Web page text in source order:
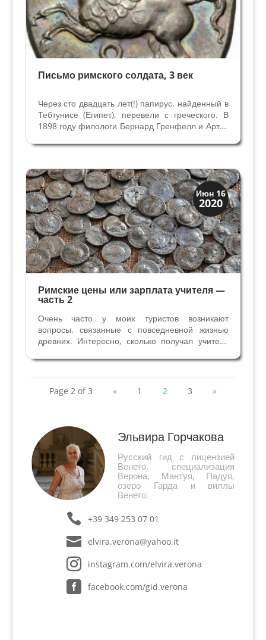
Письмо римского солдата, 3 век
Через сто двадцать лет(!) папирус, найденный в
Тебтунисе (Египет), перевели с греческого. В
1898 году филологи Бернард Гренфелл и Артур
папирусах на греческом и латинском, которые
– эта...
Июн 16
2020
Древний Рим
История
Римские цены или зарплата учителя —
часть 2
Очень часто у моих туристов возникают
вопросы, связанные с повседневной жизнью
древних. Интересно, сколько получал учитель
легионера, ради которой свободный гражданин
шел на военную службу на 25 лет, много ли
платили...
Page 2 of 3 « 1 2 3 »
Эльвира Горчакова
Русский гид с лицензией
Венето, специализация
Верона, Мантуя, Падуя,
озеро Гарда и виллы
Венето.
+39 349 253 07 01
elvira.verona@yahoo.it
instagram.com/elvira.verona
facebook.com/gid.verona